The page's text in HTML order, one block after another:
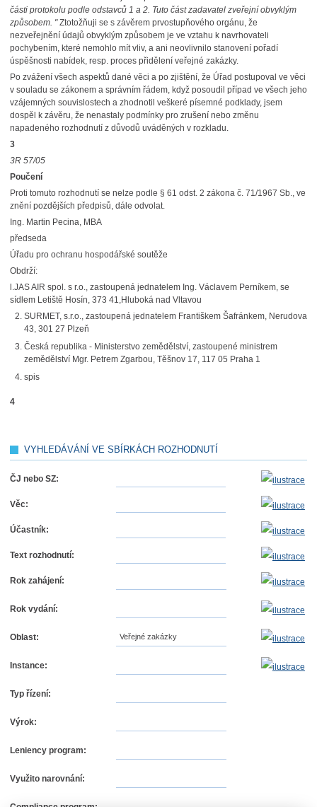
části protokolu podle odstavců 1 a 2. Tuto část zadavatel zveřejní obvyklým
způsobem. " Ztotožňuji se s závěrem prvostupňového orgánu, že
nezveřejnění údajů obvyklým způsobem je ve vztahu k navrhovateli
pochybením, které nemohlo mít vliv, a ani neovlivnilo stanovení pořadí
úspěšnosti nabídek, resp. proces přidělení veřejné zakázky.
Po zvážení všech aspektů dané věci a po zjištění, že Úřad postupoval ve věci
v souladu se zákonem a správním řádem, když posoudil případ ve všech jeho
vzájemných souvislostech a zhodnotil veškeré písemné podklady, jsem
dospěl k závěru, že nenastaly podmínky pro zrušení nebo změnu
napadeného rozhodnutí z důvodů uváděných v rozkladu.
3
3R 57/05
Poučení
Proti tomuto rozhodnutí se nelze podle § 61 odst. 2 zákona č. 71/1967 Sb., ve
znění pozdějších předpisů, dále odvolat.
Ing. Martin Pecina, MBA
předseda
Úřadu pro ochranu hospodářské soutěže
Obdrží:
l.JAS AIR spol. s r.o., zastoupená jednatelem Ing. Václavem Perníkem, se
sídlem Letiště Hosín, 373 41,Hluboká nad Vltavou
SURMET, s.r.o., zastoupená jednatelem Františkem Šafránkem, Nerudova
43, 301 27 Plzeň
Česká republika - Ministerstvo zemědělství, zastoupené ministrem
zemědělství Mgr. Petrem Zgarbou, Těšnov 17, 117 05 Praha 1
spis
4
VYHLEDÁVÁNÍ VE SBÍRKÁCH ROZHODNUTÍ
ČJ nebo SZ:
Věc:
Účastník:
Text rozhodnutí:
Rok zahájení:
Rok vydání:
Oblast: Veřejné zakázky
Instance:
Typ řízení:
Výrok:
Leniency program:
Využito narovnání: